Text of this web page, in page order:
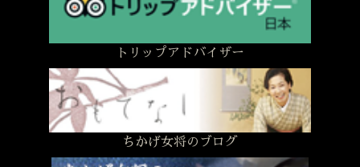
トリップアドバイザー
ちかげ女将のブログ